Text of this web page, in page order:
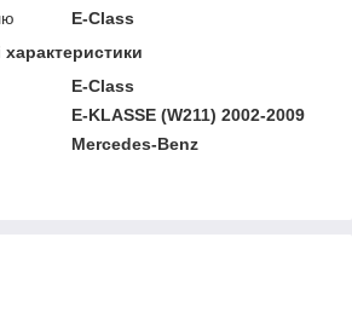
E-Class
E-Class
E-KLASSE (W211) 2002-2009
Mercedes-Benz